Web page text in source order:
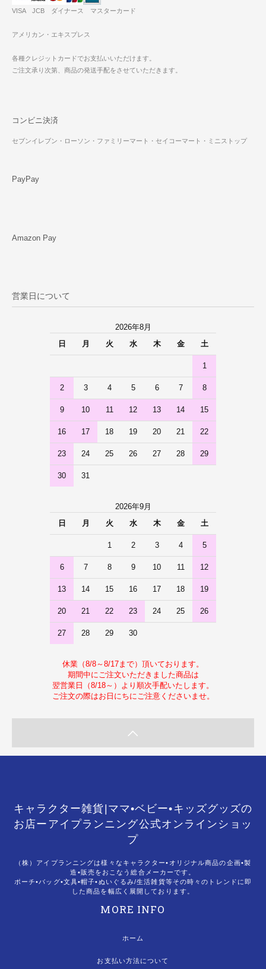
VISA JCB ダイナース マスターカード
アメリカン・エキスプレス
各種クレジットカードでお支払いいただけます。
ご注文承り次第、商品の発送手配をさせていただきます。
コンビニ決済
セブンイレブン・ローソン・ファミリーマート・セイコーマート・ミニストップ
PayPay
Amazon Pay
営業日について
2026年8月
日
月 火 水 木 金 土
1
2 3 4 5 6 7 8
9 10 11 12 13 14 15
16 17 18 19 20 21 22
23 24 25 26 27 28 29
30 31
2026年9月
日
月 火 水 木 金 土
1 2 3 4 5
6 7 8 9 10 11 12
13 14 15 16 17 18 19
20 21 22 23 24 25 26
27 28 29 30
休業（8/8～8/17まで）頂いております。
期間中にご注文いただきました商品は
翌営業日（8/18～）より順次手配いたします。
ご注文の際はお日にちにご注意くださいませ。
キャラクター雑貨|ママ•ベビー•キッズグッズの
お店ーアイプランニング公式オンラインショッ
プ
（株）アイプランニングは様々なキャラクター•オリジナル商品の企画•製
造•販売をおこなう総合メーカーです。
ポーチ•バッグ•文具•帽子•ぬいぐるみ/生活雑貨等その時々のトレンドに即
した商品を幅広く展開しております。
MORE INFO
ホーム
お支払い方法について